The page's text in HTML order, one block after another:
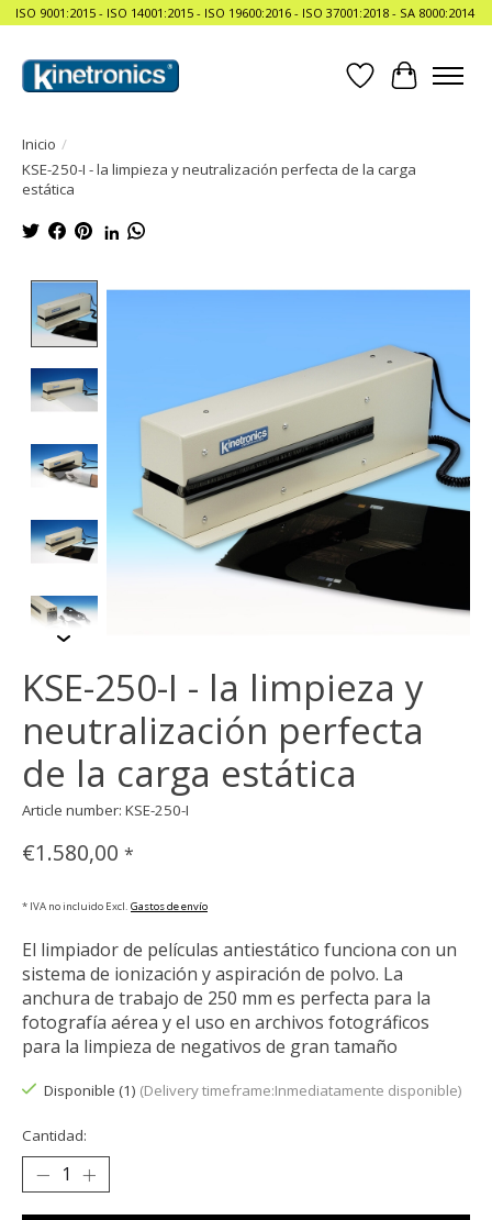
ISO 9001:2015 - ISO 14001:2015 - ISO 19600:2016 - ISO 37001:2018 - SA 8000:2014
Lista de deseos
Cesta
Inicio /
KSE-250-I - la limpieza y neutralización perfecta de la carga
estática
Product image slideshow Items
KSE-250-I - la limpieza y
neutralización perfecta
de la carga estática
Article number: KSE-250-I
€1.580,00 *
* IVA no incluido Excl. Gastos de envío
El limpiador de películas antiestático funciona con un
sistema de ionización y aspiración de polvo. La
anchura de trabajo de 250 mm es perfecta para la
fotografía aérea y el uso en archivos fotográficos
para la limpieza de negativos de gran tamaño
Disponible (1) (Delivery timeframe:Inmediatamente disponible)
Cantidad: